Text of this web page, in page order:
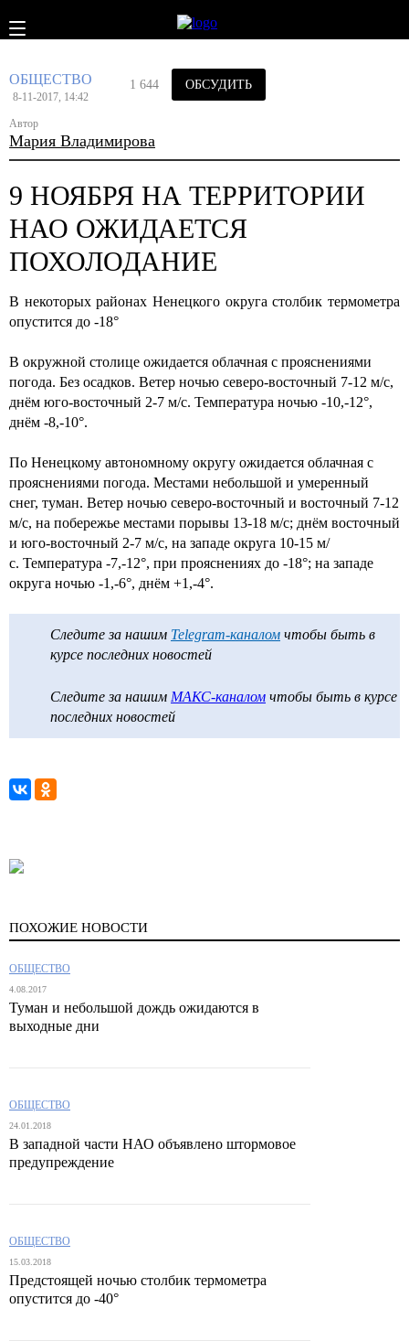
ОБЩЕСТВО
8-11-2017, 14:42
Автор
Мария Владимирова
1 644 ОБСУДИТЬ
9 НОЯБРЯ НА ТЕРРИТОРИИ
НАО ОЖИДАЕТСЯ
ПОХОЛОДАНИЕ
В некоторых районах Ненецкого округа столбик термометра
опустится до -18°
В окружной столице ожидается облачная с прояснениями
погода. Без осадков. Ветер ночью северо-восточный 7-12 м/с,
днём юго-восточный 2-7 м/с. Температура ночью -10,-12°,
днём -8,-10°.
По Ненецкому автономному округу ожидается облачная с
прояснениями погода. Местами небольшой и умеренный
снег, туман. Ветер ночью северо-восточный и восточный 7-12
м/с, на побережье местами порывы 13-18 м/с; днём восточный
и юго-восточный 2-7 м/с, на западе округа 10-15 м/
с. Температура -7,-12°, при прояснениях до -18°; на западе
округа ночью -1,-6°, днём +1,-4°.
Следите за нашим Telegram-каналом чтобы быть в
курсе последних новостей
Следите за нашим МАКС-каналом чтобы быть в курсе
последних новостей
ПОХОЖИЕ НОВОСТИ
ОБЩЕСТВО
4.08.2017
Туман и небольшой дождь ожидаются в
выходные дни
ОБЩЕСТВО
24.01.2018
В западной части НАО объявлено штормовое
предупреждение
ОБЩЕСТВО
15.03.2018
Предстоящей ночью столбик термометра
опустится до -40°